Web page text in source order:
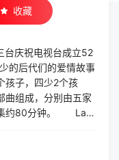
收藏
台庆祝电视台成立52
的后代们的爱情故事
孩子，四少2个孩
曲组成，分别由五家
集约80分钟。 La-
留学归来的神秘女秘